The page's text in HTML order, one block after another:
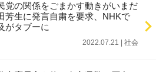
党の関係をごまかす動きがいまだ
芳生に発言自粛を要求、NHKで
がタブーに
2022.07.21 | 社会